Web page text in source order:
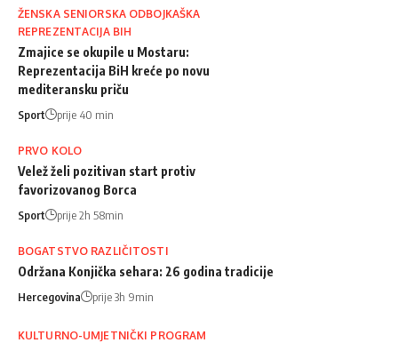
ŽENSKA SENIORSKA ODBOJKAŠKA
REPREZENTACIJA BIH
Zmajice se okupile u Mostaru:
Reprezentacija BiH kreće po novu
mediteransku priču
Sport prije 40 min
PRVO KOLO
Velež želi pozitivan start protiv
favorizovanog Borca
Sport prije 2h 58min
BOGATSTVO RAZLIČITOSTI
Održana Konjička sehara: 26 godina tradicije
Hercegovina prije 3h 9min
KULTURNO-UMJETNIČKI PROGRAM